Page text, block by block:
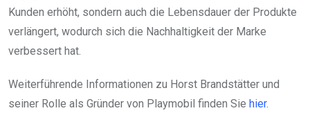
Kunden erhöht, sondern auch die Lebensdauer der Produkte
verlängert, wodurch sich die Nachhaltigkeit der Marke
verbessert hat.
Weiterführende Informationen zu Horst Brandstätter und
seiner Rolle als Gründer von Playmobil finden Sie hier.